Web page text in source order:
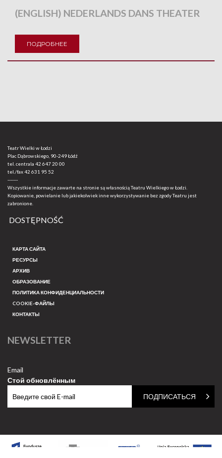
(ENGLISH) NEDERLANDS DANS THEATER
ПОДРОБНЕЕ
Teatr Wielki w Łodzi
Plac Dąbrowskiego, 90-249 Łódź
tel. centrala 42 647 20 00
tel./fax42 631 95 52
-------
Wszystkie informacje zawarte na stronie są własnością Teatru Wielkiego w Łodzi.
Kopiowanie, powielanie lub jakiekolwiek inne wykorzystywanie bez zgody Teatru jest
zabronione.
DOSTĘPNOŚĆ
КАРТА САЙТА
РЕСУРСЫ
АРХИВ
ОБРАЗОВАНИЕ
ПОЛИТИКА КОНФИДЕНЦИАЛЬНОСТИ
COOKIE-ФАЙЛЫ
КОНТАКТЫ
NEWSLETTER
Email
Стой обновлённым